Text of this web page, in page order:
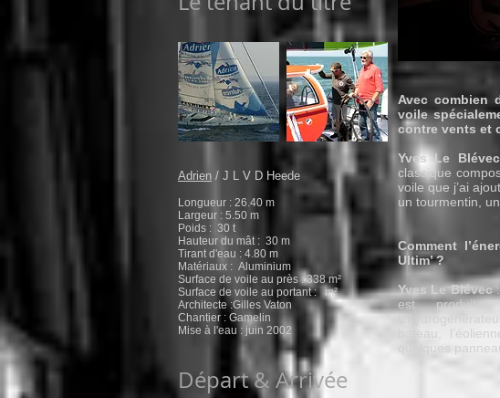
Adrien / J L V D Heede
Longueur : 26.40 m
Largeur : 5.50 m
Poids : 30 t
Hauteur du mât : 30 m
Tirant d'eau : 4.80 m
Matériaux : Aluminium
Surface de voile au près : 338 m²
Surface de voile au portant : m²
Architecte :Gilles Vaton
Chantier : Gamelin
Mise à l'eau : juin 2002
Départ & Arrivée
Avec combien
voile
contre vents et
Yves Le Blévec
classique
voile que j’ai
un tourmentin,
Comment
Ultim’ ?
Yves Le Blévec:
est
bateau,
quelques